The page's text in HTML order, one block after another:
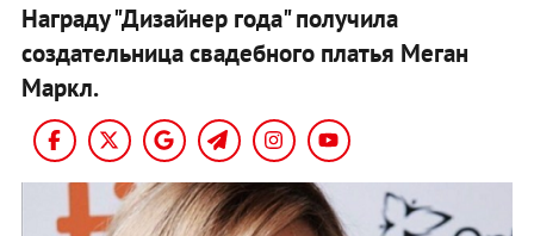
Награду "Дизайнер года" получила
создательница свадебного платья Меган
Маркл.